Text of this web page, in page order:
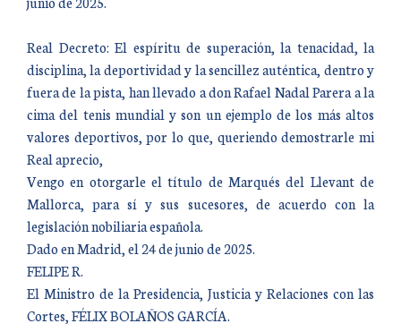
Real Decreto: El espíritu de superación, la tenacidad, la
disciplina, la deportividad y la sencillez auténtica, dentro y
fuera de la pista, han llevado a don Rafael Nadal Parera a la
cima del tenis mundial y son un ejemplo de los más altos
valores deportivos, por lo que, queriendo demostrarle mi
Real aprecio,
Vengo en otorgarle el título de Marqués del Llevant de
Mallorca, para sí y sus sucesores, de acuerdo con la
legislación nobiliaria española.
Dado en Madrid, el 24 de junio de 2025.
FELIPE R.
El Ministro de la Presidencia, Justicia y Relaciones con las
Cortes, FÉLIX BOLAÑOS GARCÍA.